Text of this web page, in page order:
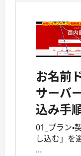
お名前
サーバ
込み手
01_プラン・
し込む」を
…